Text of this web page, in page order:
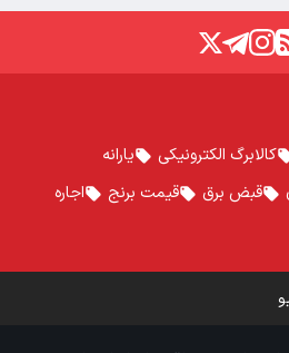
کالابرگ الکترونیکی
یارانه
قبض برق قیمت برنج
اجاره